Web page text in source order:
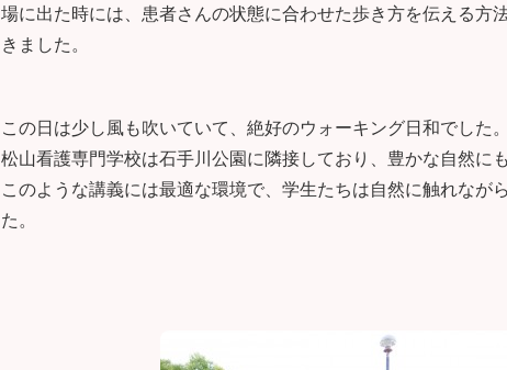
場に出た時には、患者さんの状態に合わせた歩き方を伝える方
きました。
この日は少し風も吹いていて、絶好のウォーキング日和でした。
松山看護専門学校は石手川公園に隣接しており、豊かな自然に
このような講義には最適な環境で、学生たちは自然に触れなが
た。